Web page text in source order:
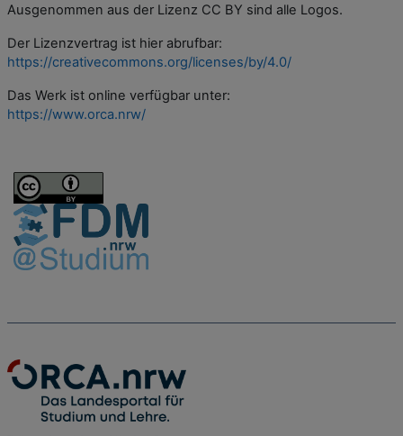
Ausgenommen aus der Lizenz CC BY sind alle Logos.
Der Lizenzvertrag ist hier abrufbar:
https://creativecommons.org/licenses/by/4.0/
Das Werk ist online verfügbar unter:
https://www.orca.nrw/